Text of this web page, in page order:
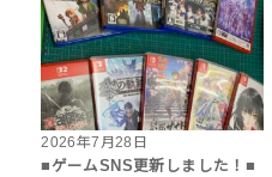
2026年7月28日
■ゲームSNS更新しました！■